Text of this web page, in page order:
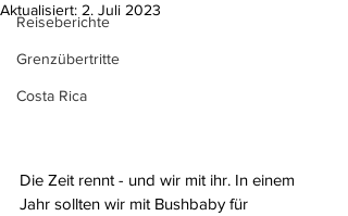
Reiseberichte
Grenzübertritte
Costa Rica
Aktualisiert: 2. Juli 2023
Die Zeit rennt - und wir mit ihr. In einem
Jahr sollten wir mit Bushbaby für